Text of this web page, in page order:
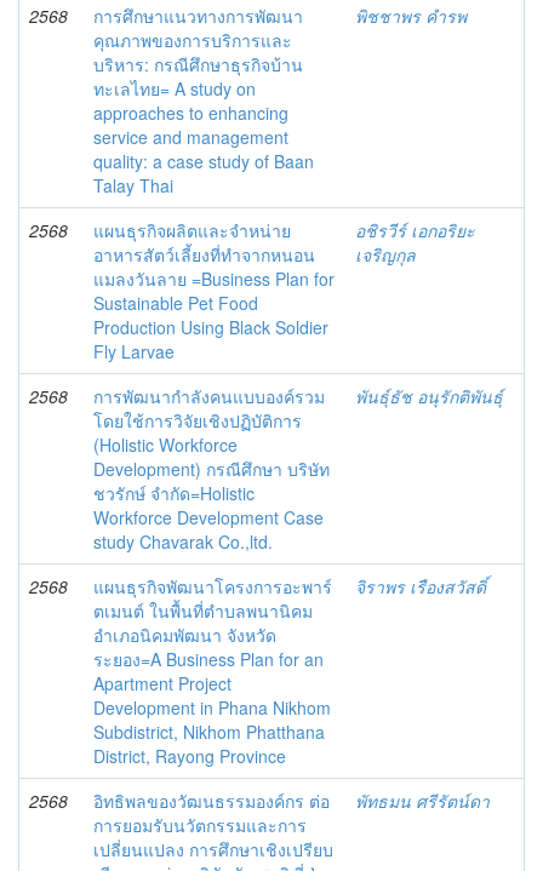
2568
การศึกษาแนวทางการพัฒนา
คุณภาพของการบริการและ
บริหาร: กรณีศึกษาธุรกิจบ้าน
ทะเลไทย= A study on
approaches to enhancing
service and management
quality: a case study of Baan
Talay Thai
พิชชาพร คำรพ
2568
แผนธุรกิจผลิตและจำหน่าย
อาหารสัตว์เลี้ยงที่ทำจากหนอน
แมลงวันลาย =Business Plan for
Sustainable Pet Food
Production Using Black Soldier
Fly Larvae
อชิรวีร์ เอกอริยะ
เจริญกุล
2568
การพัฒนากำลังคนแบบองค์รวม
โดยใช้การวิจัยเชิงปฏิบัติการ
(Holistic Workforce
Development) กรณีศึกษา บริษัท
ชวรักษ์ จำกัด=Holistic
Workforce Development Case
study Chavarak Co.,ltd.
พันธุ์ธัช อนุรักติพันธุ์
2568
แผนธุรกิจพัฒนาโครงการอะพาร์
ตเมนต์ ในพื้นที่ตำบลพนานิคม
อำเภอนิคมพัฒนา จังหวัด
ระยอง=A Business Plan for an
Apartment Project
Development in Phana Nikhom
Subdistrict, Nikhom Phatthana
District, Rayong Province
จิราพร เรืองสวัสดิ์
2568
อิทธิพลของวัฒนธรรมองค์กร ต่อ
การยอมรับนวัตกรรมและการ
เปลี่ยนแปลง การศึกษาเชิงเปรียบ
พัทธมน ศรีรัตน์ดา